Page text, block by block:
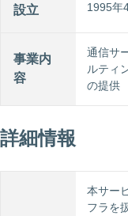
設立 1995年
事業内
容
通信サ
ルティ
の提供
詳細情報
本サー
フラを